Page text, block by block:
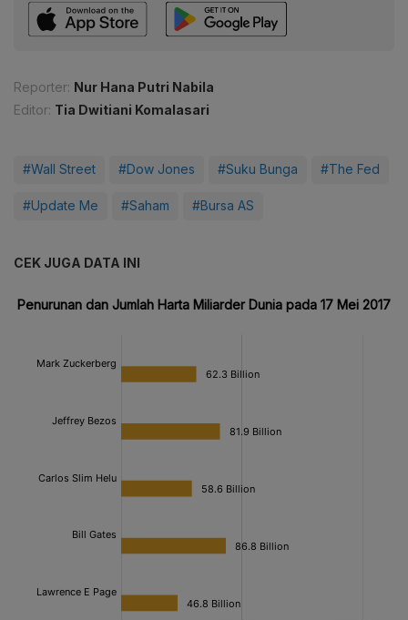
Reporter: Nur Hana Putri Nabila
Editor: Tia Dwitiani Komalasari
#Wall Street #Dow Jones #Suku Bunga #The Fed
#Update Me #Saham #Bursa AS
CEK JUGA DATA INI